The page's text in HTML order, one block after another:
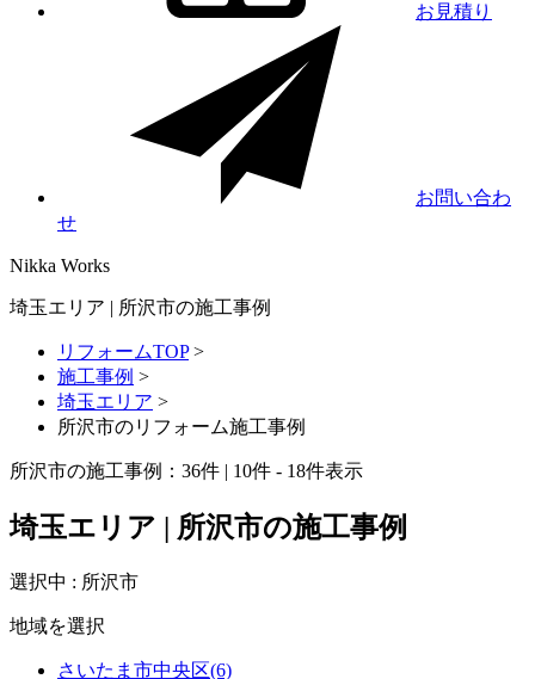
お見積り
お問い合わ
せ
Nikka Works
埼玉エリア | 所沢市の施工事例
リフォームTOP>
施工事例 >
埼玉エリア >
所沢市のリフォーム施工事例
所沢市の施工事例： 36件 | 10件 - 18件表示
埼玉エリア | 所沢市の施工事例
選択中 : 所沢市
地域を選択
さいたま市中央区(6)